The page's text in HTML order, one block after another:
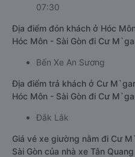
07:30
Địa điểm đón khách ở Hóc
Hóc Môn - Sài Gòn đi Cư
Bến Xe An Sương
Địa điểm trả khách ở Cư
Hóc Môn - Sài Gòn đi Cư
Đắk Lắk
Giá vé xe giường nằm đi Cư
Sài Gòn của nhà xe Tân